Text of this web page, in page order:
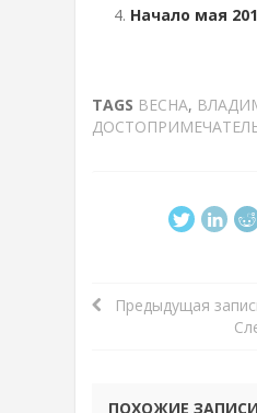
Начало мая
TAGS ВЕСНА,
Предыдущая
ПОХОЖИЕ